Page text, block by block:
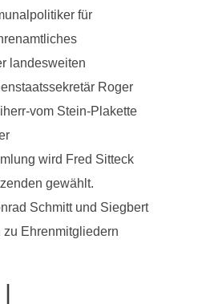
für
landesweiten
Roger
vom Stein-Plakette
wird Fred Sitteck
gewählt.
Schmitt und Siegbert
Ehrenmitgliedern